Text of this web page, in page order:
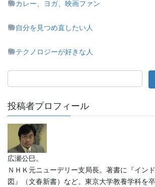
カレー、ヨガ、映画ファン
自分を見つめ直したい人
テクノロジーが好きな人
投稿者プロフィール
広瀬公巳。
ＮＨＫ元ニューデリー支局長。著書に『イン
図』（文春新書）など。東京大学教養学科を